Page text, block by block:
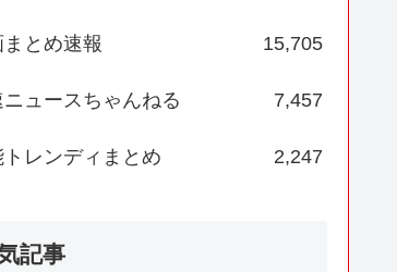
とめ速報 15,705
ュースちゃんねる 7,457
レンディまとめ 2,247
記事